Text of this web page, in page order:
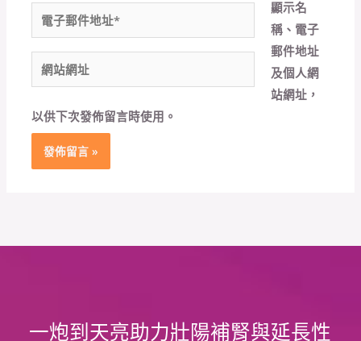
電
子
郵
件
址
網
站
址
顯示名
稱、電子
郵件地址
及個人網
站網址，
以供下次發佈留言時使用。
一炮到天亮助力壯陽補腎與延長性